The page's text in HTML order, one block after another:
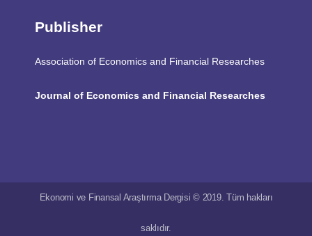
Publisher
Association of Economics and Financial Researches
Journal of Economics and Financial Researches
Ekonomi ve Finansal Araştırma Dergisi © 2019. Tüm hakları
saklıdır.